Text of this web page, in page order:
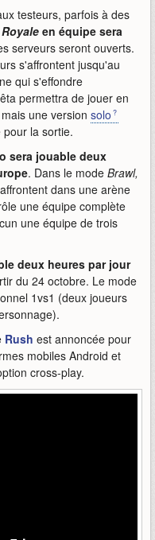
testeurs, parfois à des
en équipe sera
serveurs seront ouverts.
s'affrontent jusqu'au
qui s'effondre
permettra de jouer en
une version solo
la sortie.
sera jouable deux
. Dans le mode Brawl,
dans une arène
une équipe complète
une équipe de trois
deux heures par jour
du 24 octobre. Le mode
1vs1 (deux joueurs
Rush est annoncée pour
mobiles Android et
cross-play.